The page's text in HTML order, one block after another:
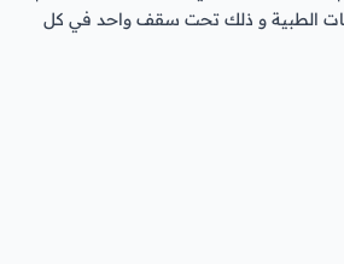
الطبية و ذلك تحت سقف واحد في كل